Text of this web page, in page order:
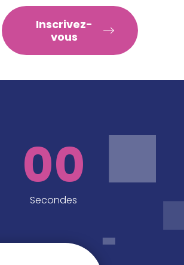
Inscrivez-
vous
00
Secondes